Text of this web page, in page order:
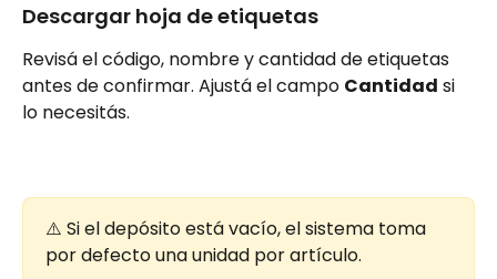
Descargar hoja de etiquetas
Revisá el código, nombre y cantidad de etiquetas
antes de confirmar. Ajustá el campo Cantidad si
lo necesitás.
⚠️ Si el depósito está vacío, el sistema toma
por defecto una unidad por artículo.